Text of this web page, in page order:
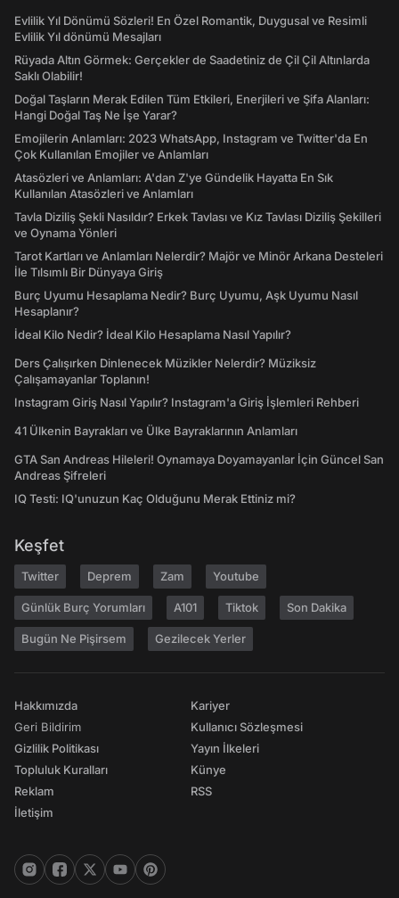
Evlilik Yıl Dönümü Sözleri! En Özel Romantik, Duygusal ve Resimli
Evlilik Yıl dönümü Mesajları
Rüyada Altın Görmek: Gerçekler de Saadetiniz de Çil Çil Altınlarda
Saklı Olabilir!
Doğal Taşların Merak Edilen Tüm Etkileri, Enerjileri ve Şifa Alanları:
Hangi Doğal Taş Ne İşe Yarar?
Emojilerin Anlamları: 2023 WhatsApp, Instagram ve Twitter'da En
Çok Kullanılan Emojiler ve Anlamları
Atasözleri ve Anlamları: A'dan Z'ye Gündelik Hayatta En Sık
Kullanılan Atasözleri ve Anlamları
Tavla Diziliş Şekli Nasıldır? Erkek Tavlası ve Kız Tavlası Diziliş Şekilleri
ve Oynama Yönleri
Tarot Kartları ve Anlamları Nelerdir? Majör ve Minör Arkana Desteleri
İle Tılsımlı Bir Dünyaya Giriş
Burç Uyumu Hesaplama Nedir? Burç Uyumu, Aşk Uyumu Nasıl
Hesaplanır?
İdeal Kilo Nedir? İdeal Kilo Hesaplama Nasıl Yapılır?
Ders Çalışırken Dinlenecek Müzikler Nelerdir? Müziksiz
Çalışamayanlar Toplanın!
Instagram Giriş Nasıl Yapılır? Instagram'a Giriş İşlemleri Rehberi
41 Ülkenin Bayrakları ve Ülke Bayraklarının Anlamları
GTA San Andreas Hileleri! Oynamaya Doyamayanlar İçin Güncel San
Andreas Şifreleri
IQ Testi: IQ'unuzun Kaç Olduğunu Merak Ettiniz mi?
Keşfet
Twitter Deprem Zam Youtube
Günlük Burç Yorumları A101 Tiktok Son Dakika
Bugün Ne Pişirsem Gezilecek Yerler
Hakkımızda
Geri Bildirim
Gizlilik Politikası
Topluluk Kuralları
Reklam
İletişim
Kariyer
Kullanıcı Sözleşmesi
Yayın İlkeleri
Künye
RSS